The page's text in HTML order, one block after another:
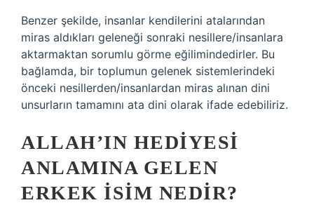
Benzer şekilde, insanlar kendilerini atalarından
miras aldıkları geleneği sonraki nesillere/insanlara
aktarmaktan sorumlu görme eğilimindedirler. Bu
bağlamda, bir toplumun gelenek sistemlerindeki
önceki nesillerden/insanlardan miras alınan dini
unsurların tamamını ata dini olarak ifade edebiliriz.
ALLAH’IN HEDIYESI
ANLAMINA GELEN
ERKEK ISIM NEDIR?